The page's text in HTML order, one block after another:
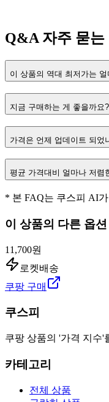
Q&A자주 묻는
이 상품의 역대 최저가는
지금 구매하는 게 좋을까요?
가격은 언제 업데이트 되었
평균 가격대비 얼마나 저렴
* 본 FAQ는 쿠스피 AI
이 상품의 다른 옵션
11,700원
로켓배송
쿠팡 구매
쿠스피
쿠팡 상품의 '가격 지수'
카테고리
전체 상품